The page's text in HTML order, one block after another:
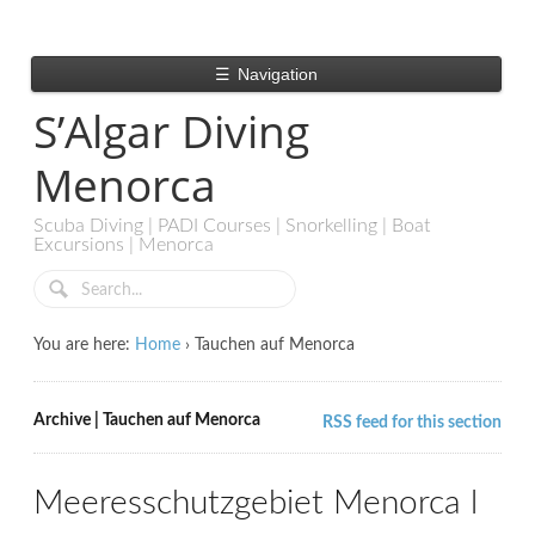
☰ Navigation
S’Algar Diving
Menorca
Scuba Diving | PADI Courses | Snorkelling | Boat
Excursions | Menorca
You are here: Home › Tauchen auf Menorca
Archive | Tauchen auf Menorca RSS feed for this section
Meeresschutzgebiet Menorca l